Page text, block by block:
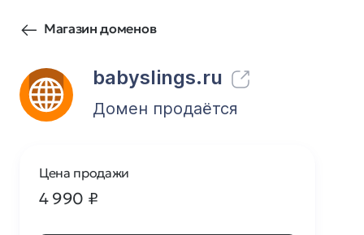
Магазин доменов
babyslings.ru
Домен продаётся
Цена продажи
4 990 ₽